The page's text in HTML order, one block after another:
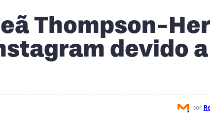
Thompson-
devido a
por: